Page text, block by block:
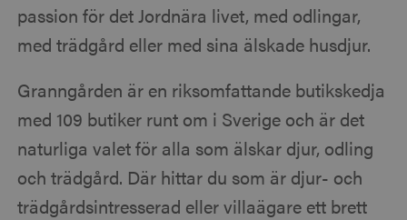
passion för det Jordnära livet, med odlingar,
med trädgård eller med sina älskade husdjur.
Granngården är en riksomfattande butikskedja
med 109 butiker runt om i Sverige och är det
naturliga valet för alla som älskar djur, odling
och trädgård. Där hittar du som är djur- och
trädgårdsintresserad eller villaägare ett brett